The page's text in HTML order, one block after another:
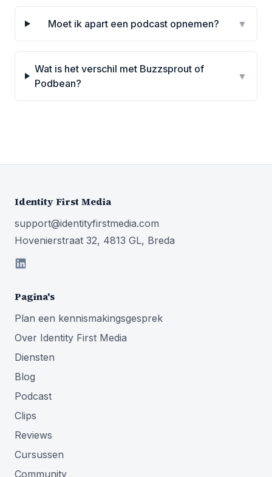
Moet ik apart een podcast opnemen? ▼
Wat is het verschil met Buzzsprout of
Podbean?
▼
Identity First Media
support@identityfirstmedia.com
Hovenierstraat 32, 4813 GL, Breda
Pagina's
Plan een kennismakingsgesprek
Over Identity First Media
Diensten
Blog
Podcast
Clips
Reviews
Cursussen
Community